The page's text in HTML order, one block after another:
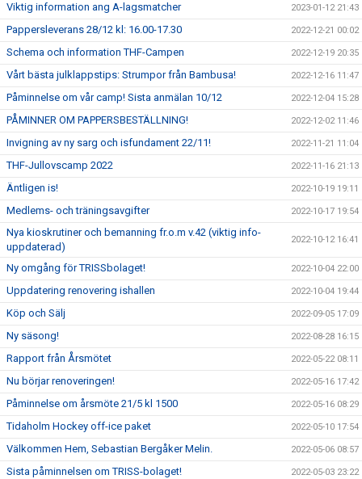
Viktig information ang A-lagsmatcher 2023-01-12 21:43
Pappersleverans 28/12 kl: 16.00-17.30 2022-12-21 00:02
Schema och information THF-Campen 2022-12-19 20:35
Vårt bästa julklappstips: Strumpor från Bambusa! 2022-12-16 11:47
Påminnelse om vår camp! Sista anmälan 10/12 2022-12-04 15:28
PÅMINNER OM PAPPERSBESTÄLLNING! 2022-12-02 11:46
Invigning av ny sarg och isfundament 22/11! 2022-11-21 11:04
THF-Jullovscamp 2022 2022-11-16 21:13
Äntligen is! 2022-10-19 19:11
Medlems- och träningsavgifter 2022-10-17 19:54
Nya kioskrutiner och bemanning fr.o.m v.42 (viktig info-
uppdaterad)
2022-10-12 16:41
Ny omgång för TRISSbolaget! 2022-10-04 22:00
Uppdatering renovering ishallen 2022-10-04 19:44
Köp och Sälj 2022-09-05 17:09
Ny säsong! 2022-08-28 16:15
Rapport från Årsmötet 2022-05-22 08:11
Nu börjar renoveringen! 2022-05-16 17:42
Påminnelse om årsmöte 21/5 kl 1500 2022-05-16 08:29
Tidaholm Hockey off-ice paket 2022-05-10 17:54
Välkommen Hem, Sebastian Bergåker Melin. 2022-05-06 08:57
Sista påminnelsen om TRISS-bolaget! 2022-05-03 23:22